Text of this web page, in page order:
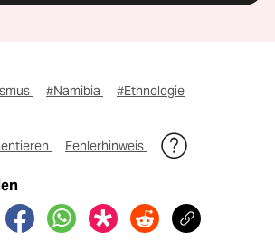
#Namibia #Ethnologie
Fehlerhinweis